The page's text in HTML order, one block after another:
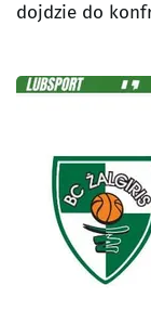
dojdzie do